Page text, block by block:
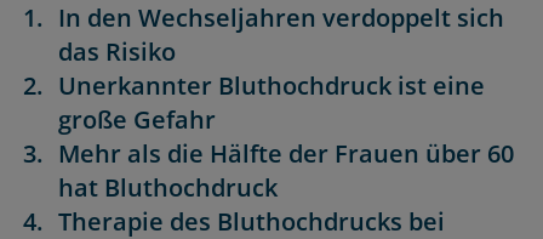
In den Wechseljahren verdoppelt sich
das Risiko
Unerkannter Bluthochdruck ist eine
große Gefahr
Mehr als die Hälfte der Frauen über 60
hat Bluthochdruck
Therapie des Bluthochdrucks bei